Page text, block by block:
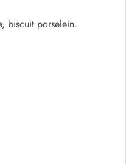
biscuit porselein.